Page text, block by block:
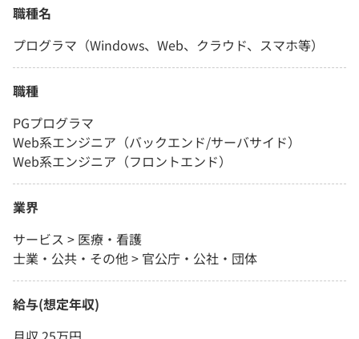
職種名
プログラマ（Windows、Web、クラウド、スマホ等）
職種
PGプログラマ
Web系エンジニア（バックエンド/サーバサイド）
Web系エンジニア（フロントエンド）
業界
サービス > 医療・看護
士業・公共・その他 > 官公庁・公社・団体
給与(想定年収)